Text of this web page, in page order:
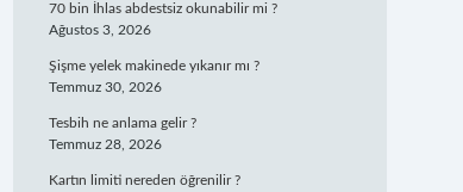
70 bin İhlas abdestsiz okunabilir mi ?
Ağustos 3, 2026
Şişme yelek makinede yıkanır mı ?
Temmuz 30, 2026
Tesbih ne anlama gelir ?
Temmuz 28, 2026
Kartın limiti nereden öğrenilir ?